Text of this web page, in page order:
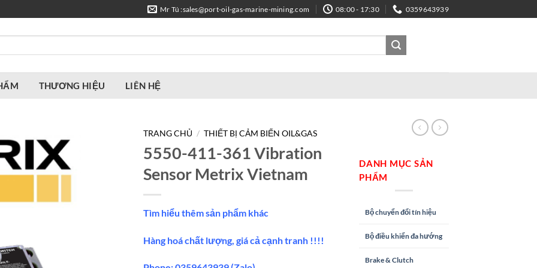
Mr Tú :sales@port-oil-gas-marine-mining.com 08:00 - 17:30 0359643939
THƯƠNG HIỆU LIÊN HỆ
TRANG CHỦ / THIẾT BỊ CẢM BIẾN OIL&GAS
5550-411-361 Vibration
Sensor Metrix Vietnam
Tìm hiểu thêm sản phẩm khác
Hàng hoá chất lượng, giá cả cạnh tranh !!!!
DANH MỤC SẢN
PHẨM
Bộ chuyển đổi tín hiệu
Bộ điều khiển đa hướng
Brake & Clutch